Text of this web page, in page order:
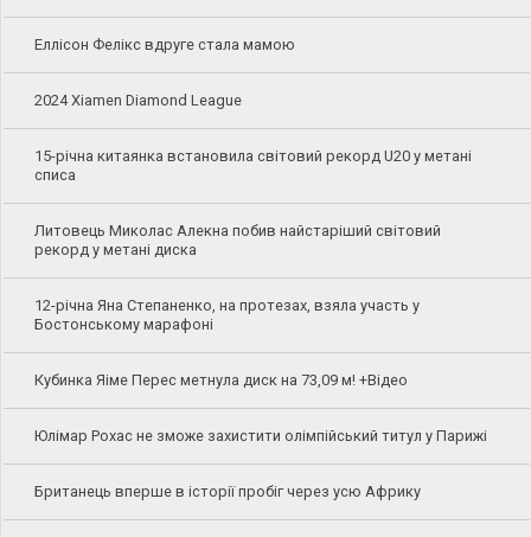
Еллісон Фелікс вдруге стала мамою
2024 Xiamen Diamond League
15-річна китаянка встановила світовий рекорд U20 у метані
списа
Литовець Миколас Алекна побив найстаріший світовий
рекорд у метані диска
12-річна Яна Степаненко, на протезах, взяла участь у
Бостонському марафоні
Кубинка Яіме Перес метнула диск на 73,09 м! +Відео
Юлімар Рохас не зможе захистити олімпійський титул у Парижі
Британець вперше в історії пробіг через усю Африку